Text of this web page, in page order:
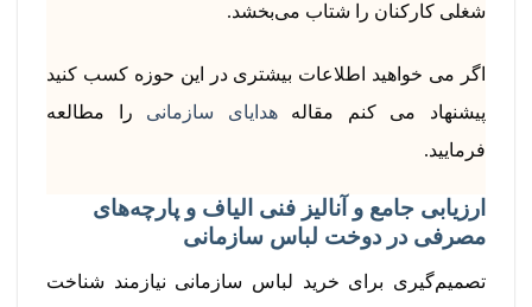
شغلی کارکنان را شتاب می‌بخشد.
اگر می خواهید اطلاعات بیشتری در این حوزه کسب کنید
پیشنهاد می کنم مقاله هدایای سازمانی را مطالعه
فرمایید.
ارزیابی جامع و آنالیز فنی الیاف و پارچه‌های
مصرفی در دوخت لباس سازمانی
تصمیم‌گیری برای خرید لباس سازمانی نیازمند شناخت